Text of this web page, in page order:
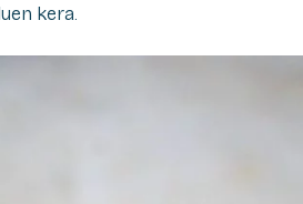
kera.